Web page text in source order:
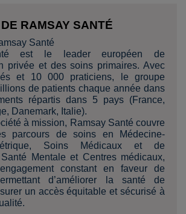
RAMSAY SANTÉ
Santé
est le leader européen de
privée et des soins primaires. Avec
et 10 000 praticiens, le groupe
de patients chaque année dans
répartis dans 5 pays (France,
Danemark, Italie).
à mission, Ramsay Santé couvre
parcours de soins en Médecine-
Soins Médicaux et de
Santé Mentale et Centres médicaux,
constant en faveur de
d’améliorer la santé de
un accès équitable et sécurisé à